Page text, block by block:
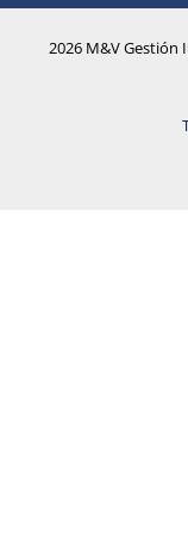
2026 M&V Gestión